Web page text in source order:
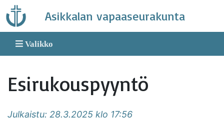
Skip
to
content
Asikkalan vapaaseurakunta
Valikko
Esirukouspyyntö
Julkaistu: 28.3.2025 klo 17:56